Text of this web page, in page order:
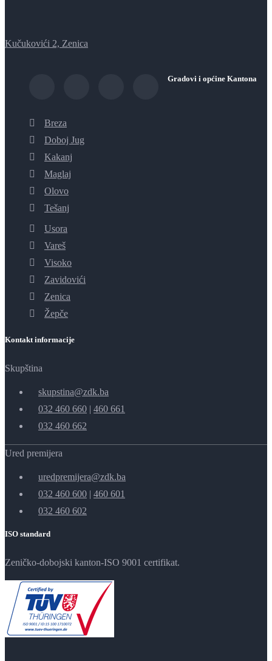
Kučukovići 2, Zenica
Gradovi i općine Kantona
Breza
Doboj Jug
Kakanj
Maglaj
Olovo
Tešanj
Usora
Vareš
Visoko
Zavidovići
Zenica
Žepče
Kontakt informacije
Skupština
skupstina@zdk.ba
032 460 660 | 460 661
032 460 662
Ured premijera
uredpremijera@zdk.ba
032 460 600 | 460 601
032 460 602
ISO standard
Zeničko-dobojski kanton-ISO 9001 certifikat.